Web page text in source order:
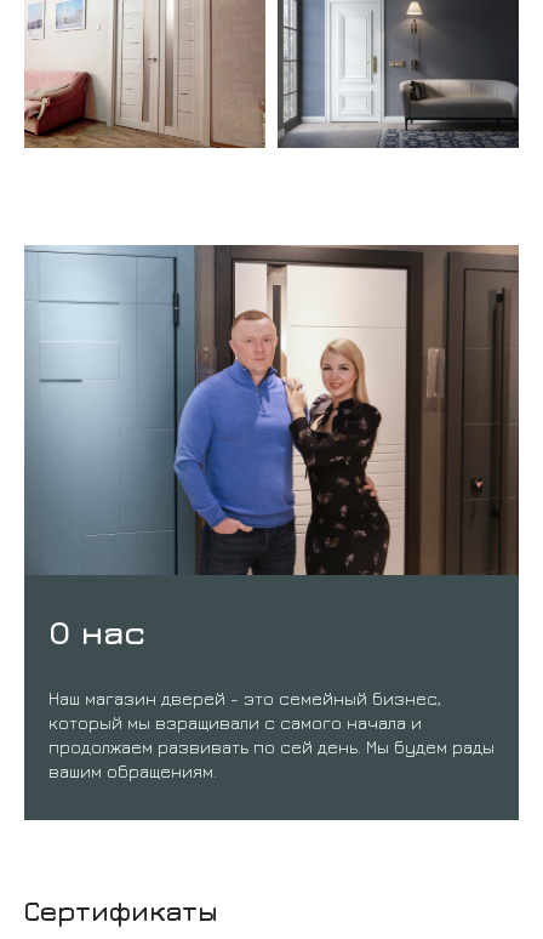
О нас
Наш магазин дверей - это семейный бизнес,
который мы взращивали с самого начала и
продолжаем развивать по сей день. Мы будем рады
вашим обращениям.
Сертификаты